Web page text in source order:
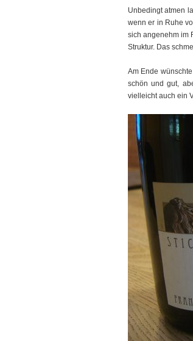
Unbedingt atmen
wenn er in Ruhe
sich angenehm im
Struktur. Das
Am Ende
schön und gut,
vielleicht auch ein